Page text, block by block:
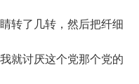
转了几转，然后把纤细
就讨厌这个党那个党的